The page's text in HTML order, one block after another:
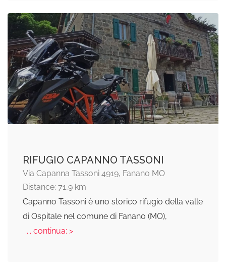
RIFUGIO CAPANNO TASSONI
Via Capanna Tassoni 4919, Fanano MO
Distance: 71,9 km
Capanno Tassoni è uno storico rifugio della valle
di Ospitale nel comune di Fanano (MO),
... continua: >